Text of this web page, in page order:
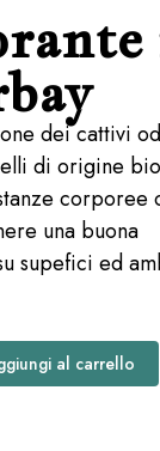
dei cattivi
di origine
corporee
una buona
supefici ed
al carrello